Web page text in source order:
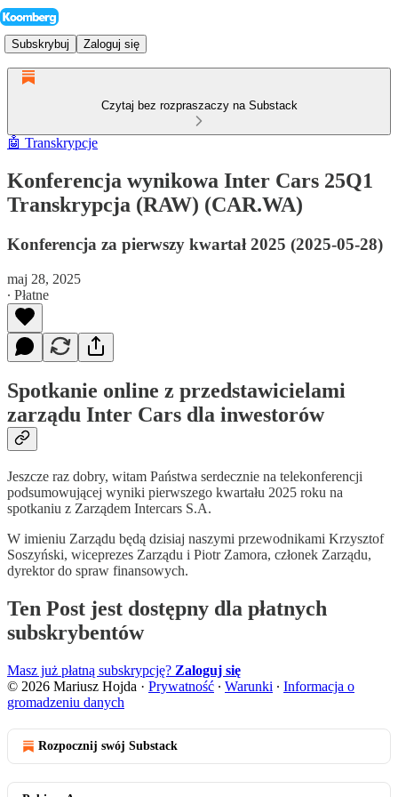
Subskrybuj Zaloguj się
Czytaj bez rozpraszaczy na Substack
🤖 Transkrypcje
Konferencja wynikowa Inter Cars 25Q1
Transkrypcja (RAW) (CAR.WA)
Konferencja za pierwszy kwartał 2025 (2025-05-28)
maj 28, 2025
∙ Płatne
Spotkanie online z przedstawicielami
zarządu Inter Cars dla inwestorów
Jeszcze raz dobry, witam Państwa serdecznie na telekonferencji
podsumowującej wyniki pierwszego kwartału 2025 roku na
spotkaniu z Zarządem Intercars S.A.
W imieniu Zarządu będą dzisiaj naszymi przewodnikami Krzysztof
Soszyński, wiceprezes Zarządu i Piotr Zamora, członek Zarządu,
dyrektor do spraw finansowych.
Ten Post jest dostępny dla płatnych
subskrybentów
Masz już płatną subskrypcję? Zaloguj się
© 2026 Mariusz Hojda · Prywatność ∙ Warunki ∙ Informacja o
gromadzeniu danych
Rozpocznij swój Substack